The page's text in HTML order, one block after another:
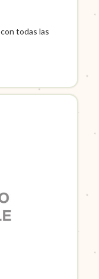
con todas las